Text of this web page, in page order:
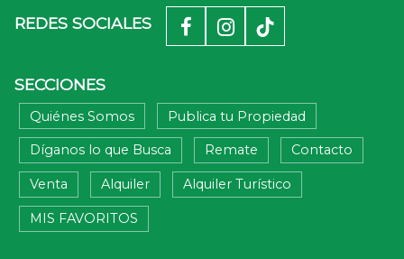
REDES SOCIALES
SECCIONES
Quiénes Somos Publica tu Propiedad
Díganos lo que Busca Remate Contacto
Venta Alquiler Alquiler Turístico
MIS FAVORITOS